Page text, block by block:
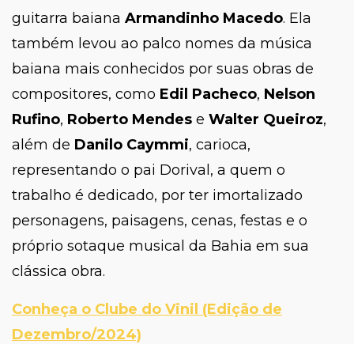
guitarra baiana Armandinho Macedo. Ela
também levou ao palco nomes da música
baiana mais conhecidos por suas obras de
compositores, como Edil Pacheco, Nelson
Rufino, Roberto Mendes e Walter Queiroz,
além de Danilo Caymmi, carioca,
representando o pai Dorival, a quem o
trabalho é dedicado, por ter imortalizado
personagens, paisagens, cenas, festas e o
próprio sotaque musical da Bahia em sua
clássica obra.
Conheça o Clube do Vinil (Edição de
Dezembro/2024)